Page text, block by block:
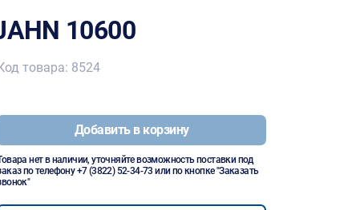
10600
товара: 8524
Добавить в корзину
нет в наличии, уточняйте возможность поставки под
по телефону+7 (3822) 52-34-73 или по кнопке "Заказать